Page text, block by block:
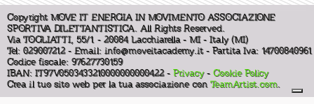
Copyright MOVE IT ENERGIA IN MOVIMENTO ASSOCIAZIONE
SPORTIVA DILETTANTISTICA. All Rights Reserved.
Via TOGLIATTI, 55/1 - 20084 Lacchiarella - MI - Italy (MI)
Tel: 029007212 - Email: info@moveitacademy.it- Partita Iva:
Codice fiscale: 97627730159
IBAN: IT97V0503433210000000000422 - Privacy- Cookie Policy
Crea il tuo sito web per la tua associazione con TeamArtist.com.